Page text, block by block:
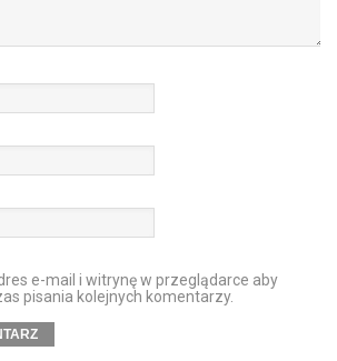
e-mail i witrynę w przeglądarce aby
pisania kolejnych komentarzy.